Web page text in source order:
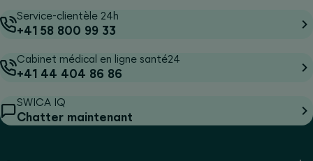
Service-clientèle 24h
+41 58 800 99 33
Cabinet médical en ligne santé24
+41 44 404 86 86
SWICA IQ
Chatter maintenant